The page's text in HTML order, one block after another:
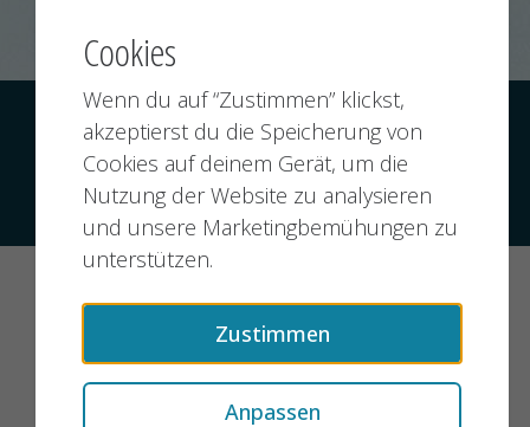
Kontakt Datenschutz Impressum
© 2026 jobMIXER.de, alle Rechte vorbehalten
Cookies
Wenn du auf “Zustimmen” klickst,
akzeptierst du die Speicherung von
Cookies auf deinem Gerät, um die
Nutzung der Website zu analysieren
und unsere Marketingbemühungen zu
unterstützen.
Zustimmen
Anpassen